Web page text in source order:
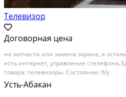
Телевизор
Договорная цена
на запчасти или замена экрана, а
есть интернет, управление
товара: телевизоры. Состояние: б/у.
Усть-Абакан